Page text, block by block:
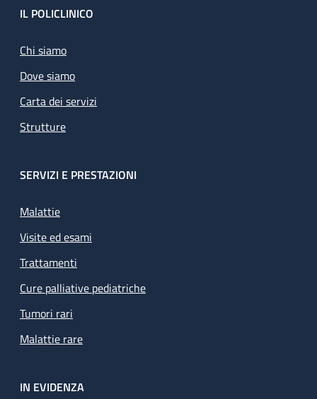
Footer
IL POLICLINICO
Chi siamo
Dove siamo
Carta dei servizi
Strutture
SERVIZI E PRESTAZIONI
Malattie
Visite ed esami
Trattamenti
Cure palliative pediatriche
Tumori rari
Malattie rare
IN EVIDENZA